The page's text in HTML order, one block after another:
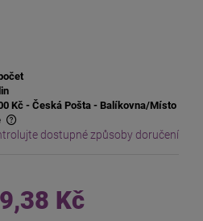
Kč - Česká Pošta - Balíkovna/Místo
any possible payment costs
dostupné způsoby doručení
Kč